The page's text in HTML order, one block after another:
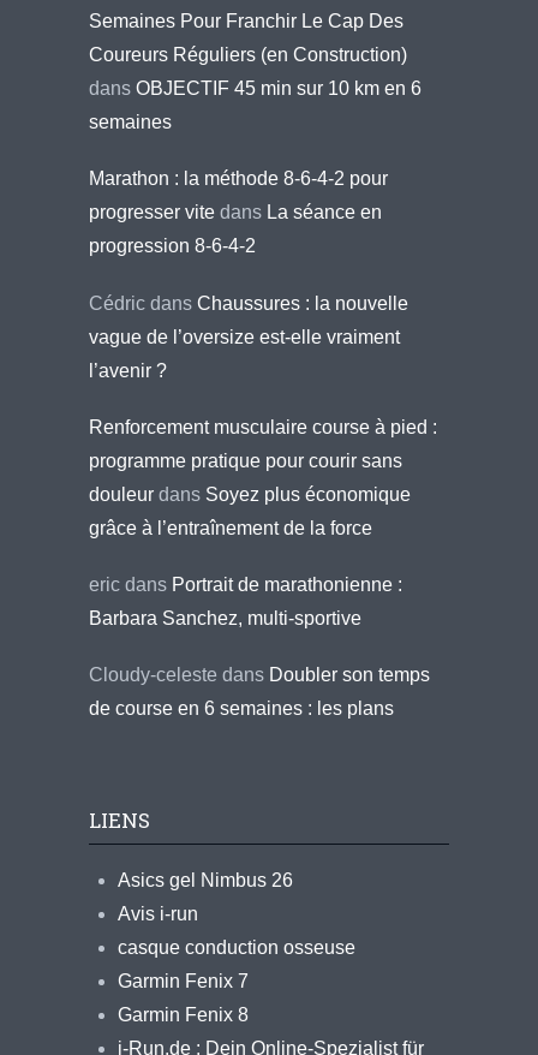
Semaines Pour Franchir Le Cap Des
Coureurs Réguliers (en Construction)
dans OBJECTIF 45 min sur 10 km en 6
semaines
Marathon : la méthode 8-6-4-2 pour
progresser vite dans La séance en
progression 8-6-4-2
Cédric dans Chaussures : la nouvelle
vague de l’oversize est-elle vraiment
l’avenir ?
Renforcement musculaire course à pied :
programme pratique pour courir sans
douleur dans Soyez plus économique
grâce à l’entraînement de la force
eric dans Portrait de marathonienne :
Barbara Sanchez, multi-sportive
Cloudy-celeste dans Doubler son temps
de course en 6 semaines : les plans
LIENS
Asics gel Nimbus 26
Avis i-run
casque conduction osseuse
Garmin Fenix 7
Garmin Fenix 8
i-Run.de : Dein Online-Spezialist für